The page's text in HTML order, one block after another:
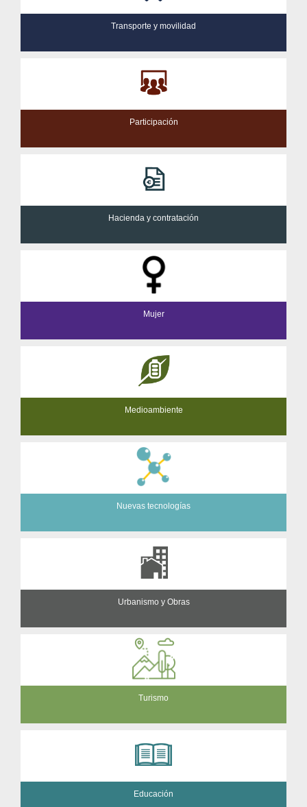
Transporte y movilidad
Participación
Hacienda y contratación
Mujer
Medioambiente
Nuevas tecnologías
Urbanismo y Obras
Turismo
Educación